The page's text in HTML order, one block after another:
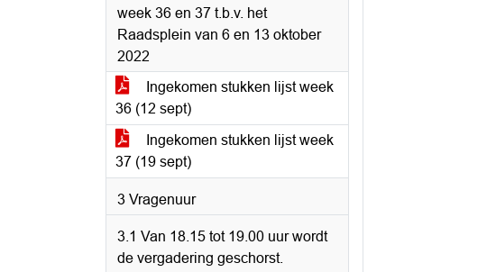
week 36 en 37 t.b.v. het
Raadsplein van 6 en 13 oktober
2022
Ingekomen stukken lijst week
36 (12 sept)
Ingekomen stukken lijst week
37 (19 sept)
3 Vragenuur
3.1 Van 18.15 tot 19.00 uur wordt
de vergadering geschorst.